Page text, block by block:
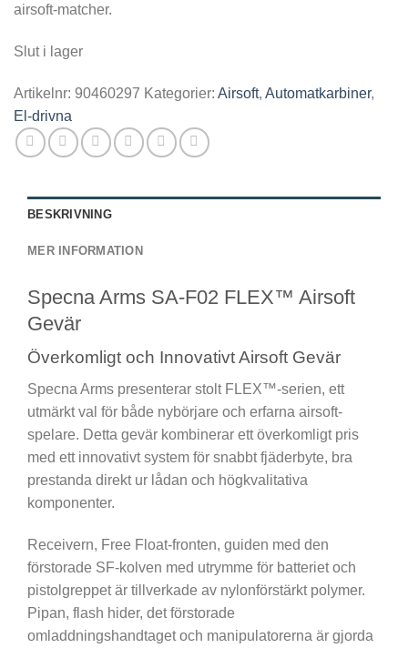
airsoft-matcher.
Slut i lager
Artikelnr: 90460297 Kategorier: Airsoft, Automatkarbiner,
El-drivna
BESKRIVNING
MER INFORMATION
Specna Arms SA-F02 FLEX™ Airsoft
Gevär
Överkomligt och Innovativt Airsoft Gevär
Specna Arms presenterar stolt FLEX™-serien, ett
utmärkt val för både nybörjare och erfarna airsoft-
spelare. Detta gevär kombinerar ett överkomligt pris
med ett innovativt system för snabbt fjäderbyte, bra
prestanda direkt ur lådan och högkvalitativa
komponenter.
Receivern, Free Float-fronten, guiden med den
förstorade SF-kolven med utrymme för batteriet och
pistolgreppet är tillverkade av nylonförstärkt polymer.
Pipan, flash hider, det förstorade
omladdningshandtaget och manipulatorerna är gjorda